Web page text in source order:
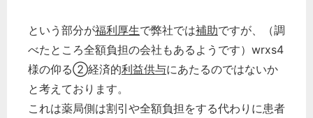
という部分が福利厚生で弊社では補助ですが、（調
べたところ全額負担の会社もあるようです）wrxs4
様の仰る➁経済的利益供与にあたるのではないか
と考えております。
これは薬局側は割引や全額負担をする代わりに患者